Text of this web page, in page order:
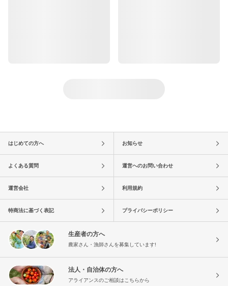
はじめての方へ お知らせ
よくある質問 運営へのお問い合わせ
運営会社 利用規約
特商法に基づく表記 プライバシーポリシー
生産者の方へ
農家さん・漁師さんを募集しています!
法人・自治体の方へ
アライアンスのご相談はこちらから